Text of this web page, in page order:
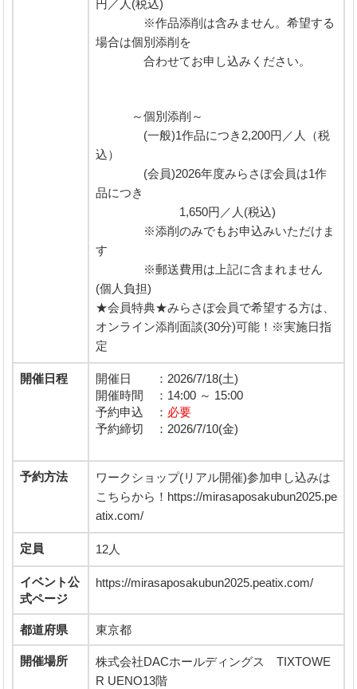
円／人(税込)
※作品添削は含みません。希望する
場合は個別添削を
合わせてお申し込みください。
～個別添削～
(一般)1作品につき2,200円／人（税
込）
(会員)2026年度みらさぽ会員は1作
品につき
1,650円／人(税込)
※添削のみでもお申込みいただけま
す
※郵送費用は上記に含まれません
(個人負担)
★会員特典★みらさぽ会員で希望する方は、
オンライン添削面談(30分)可能！※実施日指
定
開催日程
開催日 ：2026/7/18(土)
開催時間 ：14:00 ～ 15:00
予約申込 ： 必要
予約締切 ：2026/7/10(金)
予約方法
ワークショップ(リアル開催)参加申し込みは
こちらから！https://mirasaposakubun2025.pe
atix.com/
定員 12人
イベント公
式ページ
https://mirasaposakubun2025.peatix.com/
都道府県 東京都
開催場所
株式会社DACホールディングス TIXTOWE
R UENO13階